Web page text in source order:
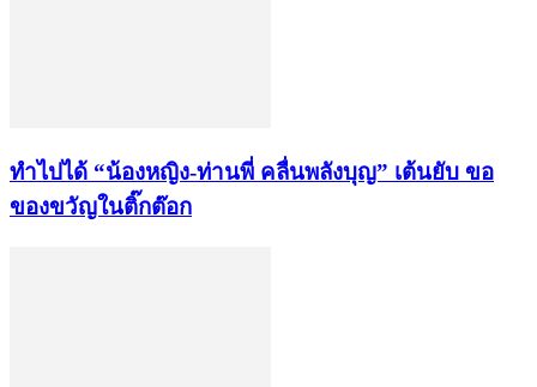
ทำไปได้ “น้องหญิง-ท่านพี่ คลื่นพลังบุญ” เต้นยับ ขอ
ของขวัญในติ๊กต๊อก